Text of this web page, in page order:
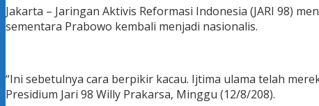
Jakarta – Jaringan Aktivis Reformasi Indonesia (JARI 98)
sementara Prabowo kembali menjadi nasionalis.
“Ini sebetulnya cara berpikir kacau. Ijtima ulama telah
Presidium Jari 98 Willy Prakarsa, Minggu (12/8/208).